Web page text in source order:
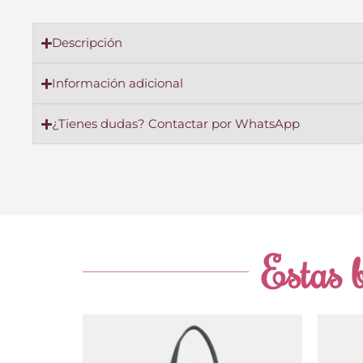
Descripción
Información adicional
¿Tienes dudas? Contactar por WhatsApp
Estas
precio